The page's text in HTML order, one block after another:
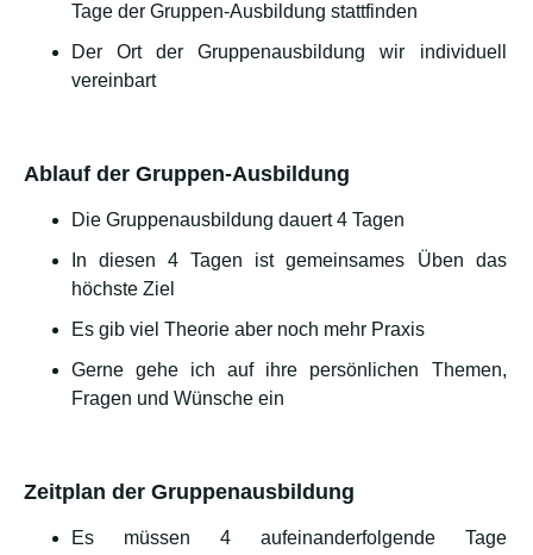
Tage der Gruppen-Ausbildung stattfinden
Der Ort der Gruppenausbildung wir individuell
vereinbart
Ablauf der Gruppen-Ausbildung
Die Gruppenausbildung dauert 4 Tagen
In diesen 4 Tagen ist gemeinsames Üben das
höchste Ziel
Es gib viel Theorie aber noch mehr Praxis
Gerne gehe ich auf ihre persönlichen Themen,
Fragen und Wünsche ein
Zeitplan der Gruppenausbildung
Es müssen 4 aufeinanderfolgende Tage